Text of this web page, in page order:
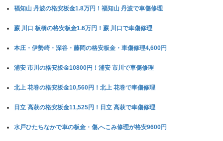
福知山 丹波の格安板金1.8万円！福知山 丹波で車傷修理
蕨 川口 板橋の格安板金1.6万円！蕨 川口で車傷修理
本庄・伊勢崎・深谷・藤岡の格安板金・車傷修理4,600円
浦安 市川の格安板金10800円！浦安 市川で車傷修理
北上 花巻の格安板金10,560円！北上 花巻で車傷修理
日立 高萩の格安板金11,525円！日立 高萩で車傷修理
水戸ひたちなかで車の板金・傷,へこみ修理が格安9600円